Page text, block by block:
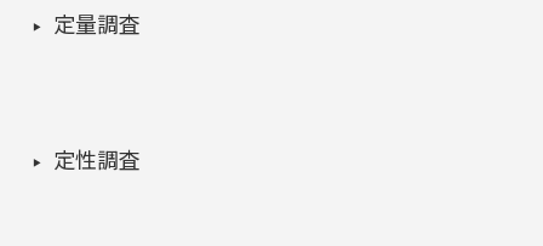
定量調査
定性調査